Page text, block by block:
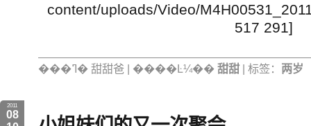
content/uploads/Video/
517 291]
���ߣ� 甜甜爸 | ����Ŀ¼�� 甜甜 | 标签： 两岁
2011
08